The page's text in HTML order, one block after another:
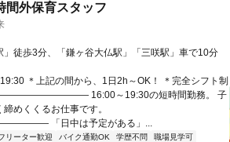
外保育スタッフ
徒歩3分、「鎌ヶ谷大仏駅」「三咲駅」車で10分
＊上記の間から、1日2h～OK！ ＊完全シフト制
16:00～19:30の短時間勤務。 子
めくくるお仕事です。
「日中は予定がある」...
リーター歓迎 バイク通勤OK 学歴不問
職場見学可